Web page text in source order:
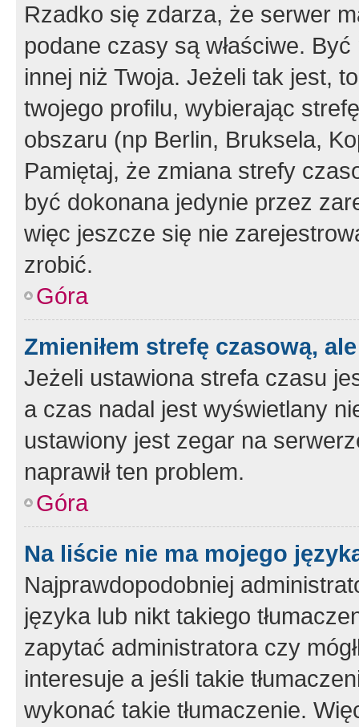
Rzadko się zdarza, że serwer
podane czasy są właściwe.
innej niż Twoja. Jeżeli tak jest,
twojego profilu, wybierając
obszaru (np Berlin, Bruksela,
Pamiętaj, że zmiana strefy
być dokonana jedynie przez
więc jeszcze się nie
zrobić.
Góra
Zmieniłem strefę czasową,
Jeżeli ustawiona strefa czasu
a czas nadal jest wyświetlany
ustawiony jest zegar na
naprawił ten problem.
Góra
Na liście nie ma mojego
Najprawdopodobniej
języka lub nikt takiego
zapytać administratora czy
interesuje a jeśli takie
wykonać takie tłumaczenie.